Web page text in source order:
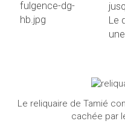
Le
Le reliquaire de Tamié
cachée par